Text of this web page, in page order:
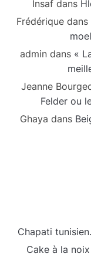
Insaf dans
Frédériquedans
admin dans «
Jeanne
Felder ou
Ghaya dans
Chapati
Cake à la